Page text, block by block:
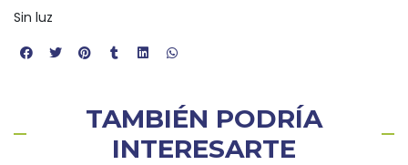
Sin luz
TAMBIÉN PODRÍA
INTERESARTE